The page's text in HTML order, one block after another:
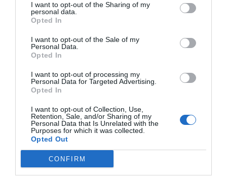
I want to opt-out of the Sharing of my
personal data.
Opted In
I want to opt-out of the Sale of my
Personal Data.
Opted In
I want to opt-out of processing my
Personal Data for Targeted Advertising.
Opted In
I want to opt-out of Collection, Use,
Retention, Sale, and/or Sharing of my
Personal Data that Is Unrelated with the
Purposes for which it was collected.
Opted Out
CONFIRM
HP Latex 730
Παραγωγικότητα & ανώτερη ποιότητα εκτύπωσης